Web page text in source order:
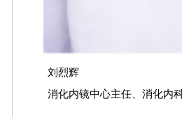
刘烈辉
消化内镜中心主任、消化内